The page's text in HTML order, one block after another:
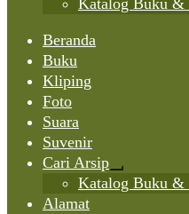
Katalog Buku
Beranda
Buku
Kliping
Foto
Suara
Suvenir
Cari Arsip
Expand
child
Katalog Buku
Alamat